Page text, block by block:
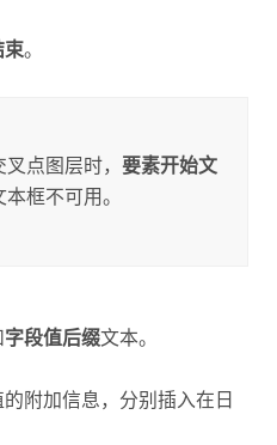
束。
点图层时， 要素开始文
本框不可用。
字段值后缀文本。
附加信息，分别插入在日